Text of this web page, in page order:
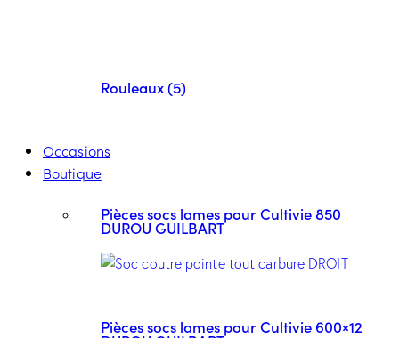
Rouleaux (5)
Occasions
Boutique
Pièces socs lames pour Cultivie 850
DUROU GUILBART
Pièces socs lames pour Cultivie 600×12